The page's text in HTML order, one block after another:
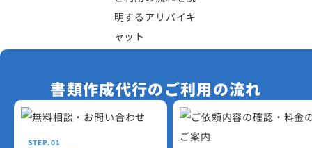
書類作成代行のご利用の流れ
STEP.01